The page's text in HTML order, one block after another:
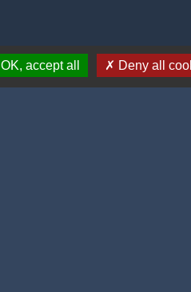
OK, accept all Deny all